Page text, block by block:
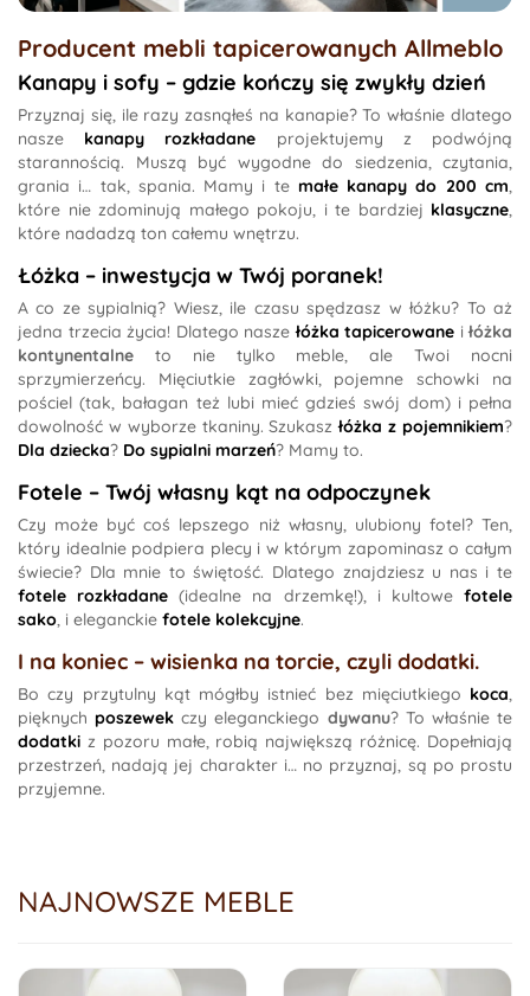
Producent mebli tapicerowanych Allmeblo
Kanapy i sofy – gdzie kończy się zwykły dzień
Przyznaj się, ile razy zasnąłeś na kanapie? To właśnie dlatego
nasze kanapy rozkładane projektujemy z podwójną
starannością. Muszą być wygodne do siedzenia, czytania,
grania i… tak, spania. Mamy i te małe kanapy do 200 cm,
które nie zdominują małego pokoju, i te bardziej klasyczne,
które nadadzą ton całemu wnętrzu.
Łóżka – inwestycja w Twój poranek!
A co ze sypialnią? Wiesz, ile czasu spędzasz w łóżku? To aż
jedna trzecia życia! Dlatego naszełóżka tapicerowane iłóżka
kontynentalne to nie tylko meble, ale Twoi nocni
sprzymierzeńcy. Mięciutkie zagłówki, pojemne schowki na
pościel (tak, bałagan też lubi mieć gdzieś swój dom) i pełna
dowolność w wyborze tkaniny. Szukaszłóżka z pojemnikiem?
Dla dziecka? Do sypialni marzeń? Mamy to.
Fotele – Twój własny kąt na odpoczynek
Czy może być coś lepszego niż własny, ulubiony fotel? Ten,
który idealnie podpiera plecy i w którym zapominasz o całym
świecie? Dla mnie to świętość. Dlatego znajdziesz u nas i te
fotele rozkładane (idealne na drzemkę!), i kultowefotele
sako, i eleganckie fotele kolekcyjne.
I na koniec – wisienka na torcie, czyli dodatki.
Bo czy przytulny kąt mógłby istnieć bez mięciutkiego koca,
pięknychposzewek czy eleganckiego dywanu? To właśnie te
dodatki z pozoru małe, robią największą różnicę. Dopełniają
przestrzeń, nadają jej charakter i… no przyznaj, są po prostu
przyjemne.
NAJNOWSZE MEBLE